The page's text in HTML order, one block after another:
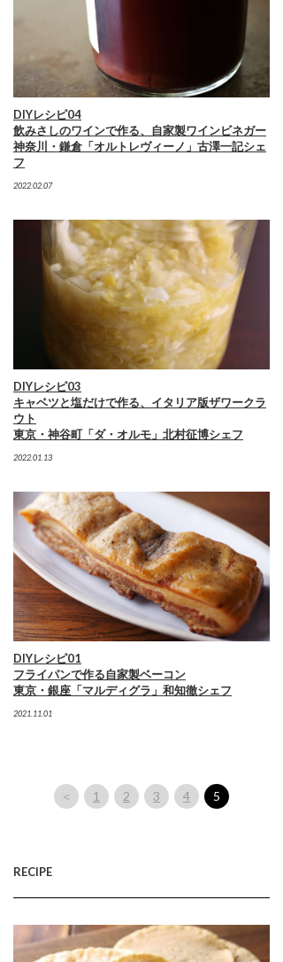
DIYレシピ04
飲みさしのワインで作る、自家製ワインビネガー
神奈川・鎌倉「オルトレヴィーノ」古澤一記シェ
フ
2022.02.07
DIYレシピ03
キャベツと塩だけで作る、イタリア版ザワークラ
ウト
東京・神谷町「ダ・オルモ」北村征博シェフ
2022.01.13
DIYレシピ01
フライパンで作る自家製ベーコン
東京・銀座「マルディグラ」和知徹シェフ
2021.11.01
＜ 1 2 3 4 5
RECIPE